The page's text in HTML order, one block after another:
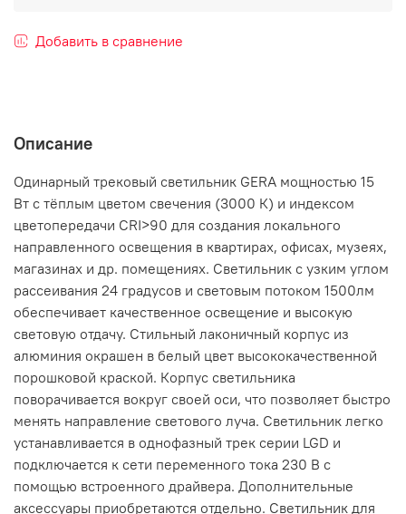
Добавить в сравнение
Описание
Одинарный трековый светильник GERA мощностью 15
Вт с тёплым цветом свечения (3000 К) и индексом
цветопередачи CRI>90 для создания локального
направленного освещения в квартирах, офисах, музеях,
магазинах и др. помещениях. Светильник с узким углом
рассеивания 24 градусов и световым потоком 1500лм
обеспечивает качественное освещение и высокую
световую отдачу. Стильный лаконичный корпус из
алюминия окрашен в белый цвет высококачественной
порошковой краской. Корпус светильника
поворачивается вокруг своей оси, что позволяет быстро
менять направление светового луча. Светильник легко
устанавливается в однофазный трек серии LGD и
подключается к сети переменного тока 230 В с
помощью встроенного драйвера. Дополнительные
аксессуары приобретаются отдельно. Светильник для